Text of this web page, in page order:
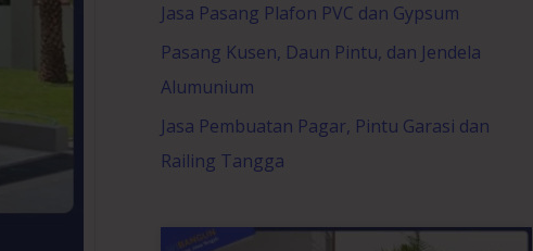
Jasa Pasang Plafon PVC dan Gypsum
Pasang Kusen, Daun Pintu, dan Jendela
Alumunium
Jasa Pembuatan Pagar, Pintu Garasi dan
Railing Tangga